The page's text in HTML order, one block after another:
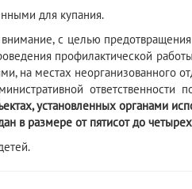
для купания.
с целью
профилактической
на местах неорганизованного
ответственности
установленных органами
в размере от пятисот до